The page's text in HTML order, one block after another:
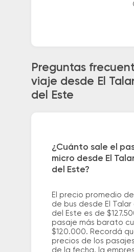
Preguntas
viaje desde El
del Este
¿Cuánto sale el
micro desde El
del Este?
El precio promedio
de bus desde El Talar
del Este es de
pasaje más barato
$120.000. Recordá
precios de los
de la fecha, la